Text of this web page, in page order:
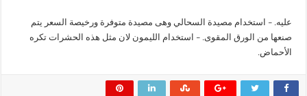
عليه. – استخدام مصيدة السحالي وهى مصيدة متوفرة ورخيصة السعر يتم
صنعها من الورق المقوى. – استخدام الليمون لان مثل هذه الحشرات تكره
الأحماض.